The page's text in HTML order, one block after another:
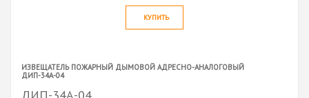
КУПИТЬ
ИЗВЕЩАТЕЛЬ ПОЖАРНЫЙ ДЫМОВОЙ АДРЕСНО-АНАЛОГОВЫЙ
ДИП-34А-04
ДИП-34А-04